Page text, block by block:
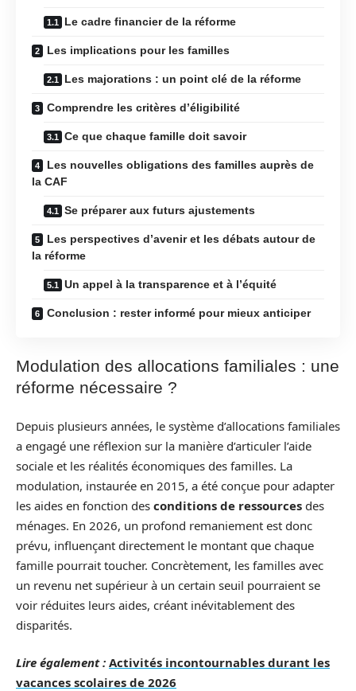
Le cadre financier de la réforme
Les implications pour les familles
Les majorations : un point clé de la réforme
Comprendre les critères d’éligibilité
Ce que chaque famille doit savoir
Les nouvelles obligations des familles auprès de
la CAF
Se préparer aux futurs ajustements
Les perspectives d’avenir et les débats autour de
la réforme
Un appel à la transparence et à l’équité
Conclusion : rester informé pour mieux anticiper
Modulation des allocations familiales : une
réforme nécessaire ?
Depuis plusieurs années, le système d’allocations familiales
a engagé une réflexion sur la manière d’articuler l’aide
sociale et les réalités économiques des familles. La
modulation, instaurée en 2015, a été conçue pour adapter
les aides en fonction des conditions de ressources des
ménages. En 2026, un profond remaniement est donc
prévu, influençant directement le montant que chaque
famille pourrait toucher. Concrètement, les familles avec
un revenu net supérieur à un certain seuil pourraient se
voir réduites leurs aides, créant inévitablement des
disparités.
Lire également : Activités incontournables durant les
vacances scolaires de 2026